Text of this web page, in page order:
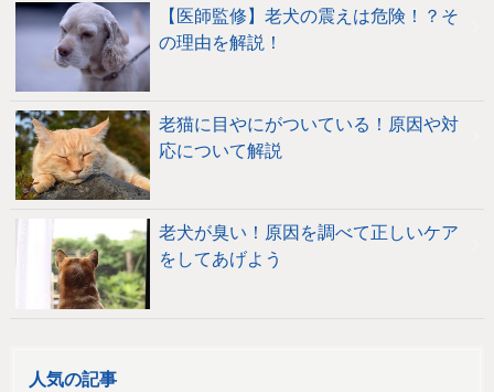
【医師監修】老犬の震えは危険！？そ
の理由を解説！
老猫に目やにがついている！原因や対
応について解説
老犬が臭い！原因を調べて正しいケア
をしてあげよう
人気の記事